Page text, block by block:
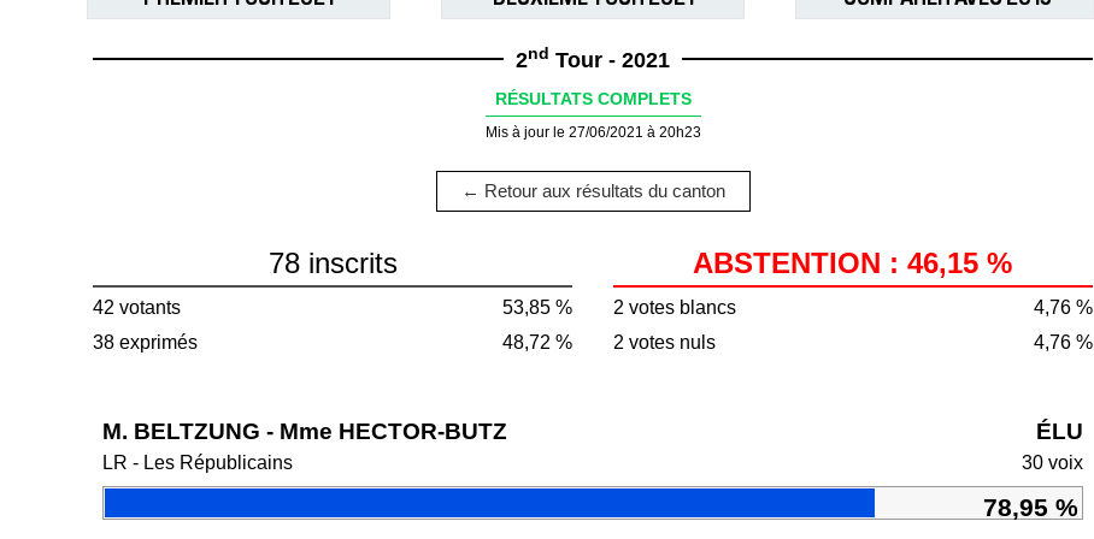
2nd Tour - 2021
RÉSULTATS COMPLETS
Mis à jour le 27/06/2021 à 20h23
← Retour aux résultats du canton
78 inscrits
42 votants
53,85 %
38 exprimés
48,72 %
ABSTENTION : 46,15 %
2 votes blancs
4,76 %
2 votes nuls
4,76 %
M. BELTZUNG - Mme HECTOR-BUTZ ÉLU
LR - Les Républicains 30 voix
78,95 %